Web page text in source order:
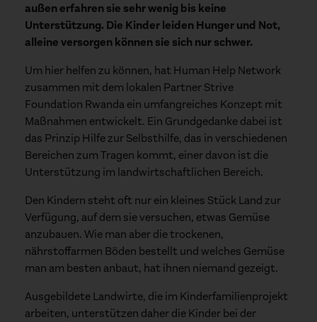
außen erfahren sie sehr wenig bis keine
Unterstützung. Die Kinder leiden Hunger und Not,
alleine versorgen können sie sich nur schwer.
Um hier helfen zu können, hat Human Help Network
zusammen mit dem lokalen Partner Strive
Foundation Rwanda ein umfangreiches Konzept mit
Maßnahmen entwickelt. Ein Grundgedanke dabei ist
das Prinzip Hilfe zur Selbsthilfe, das in verschiedenen
Bereichen zum Tragen kommt, einer davon ist die
Unterstützung im landwirtschaftlichen Bereich.
Den Kindern steht oft nur ein kleines Stück Land zur
Verfügung, auf dem sie versuchen, etwas Gemüse
anzubauen. Wie man aber die trockenen,
nährstoffarmen Böden bestellt und welches Gemüse
man am besten anbaut, hat ihnen niemand gezeigt.
Ausgebildete Landwirte, die im Kinderfamilienprojekt
arbeiten, unterstützen daher die Kinder bei der